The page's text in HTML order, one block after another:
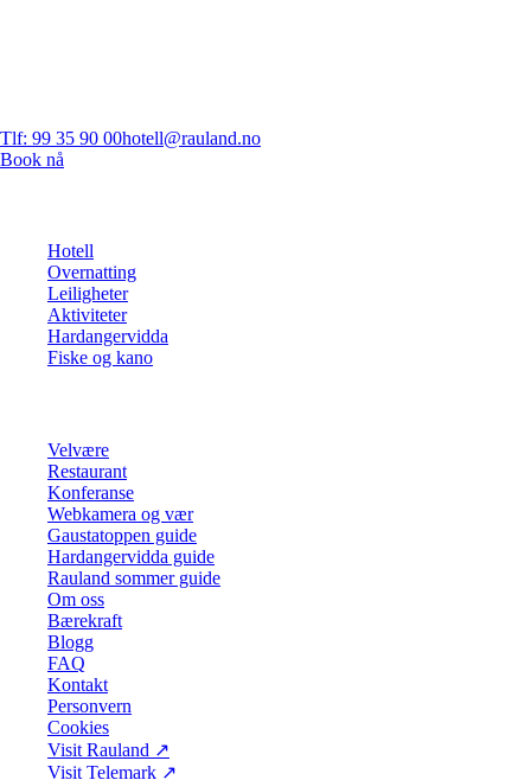
Tlf: 99 35 90 00hotell@rauland.no
Book nå
Hotell
Overnatting
Leiligheter
Aktiviteter
Hardangervidda
Fiske og kano
Velvære
Restaurant
Konferanse
Webkamera og vær
Gaustatoppen guide
Hardangervidda guide
Rauland sommer guide
Om oss
Bærekraft
Blogg
FAQ
Kontakt
Personvern
Cookies
Visit Rauland ↗
Visit Telemark ↗